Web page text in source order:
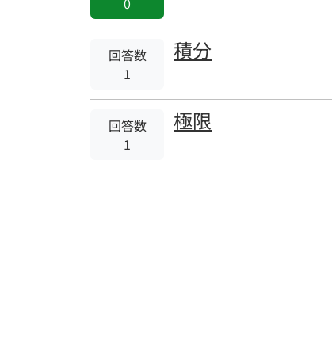
回答数
1
積分
回答数
1
極限